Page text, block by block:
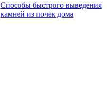
Способы быстрого выведения
камней из почек дома